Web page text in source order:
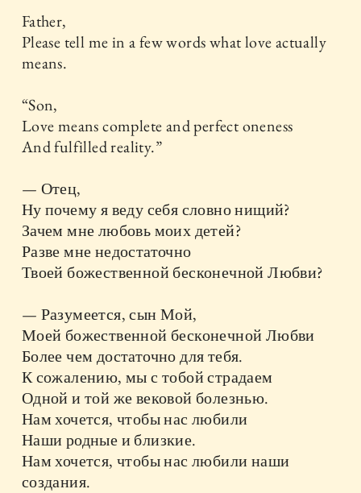
Father,
Please tell me in a few words what love actually
means.
“Son,
Love means complete and perfect oneness
And fulfilled reality.”
— Отец,
Ну почему я веду себя словно нищий?
Зачем мне любовь моих детей?
Разве мне недостаточно
Твоей божественной бесконечной Любви?
— Разумеется, сын Мой,
Моей божественной бесконечной Любви
Более чем достаточно для тебя.
К сожалению, мы с тобой страдаем
Одной и той же вековой болезнью.
Нам хочется, чтобы нас любили
Наши родные и близкие.
Нам хочется, чтобы нас любили наши
создания.